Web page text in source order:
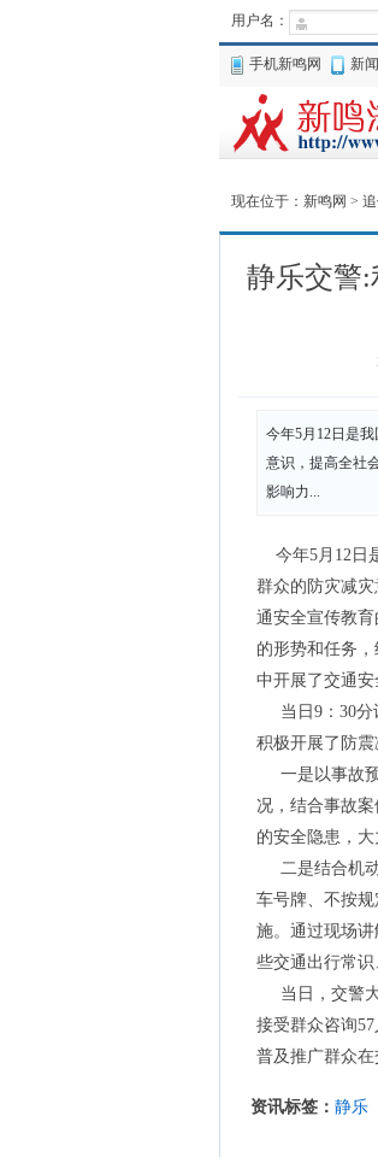
用户名：
手机新鸣网 新
现在位于： 新鸣网 >
静乐交警:
今年5月12日是
意识，提高全社
影响力...
今年5月12日
群众的防灾减
通安全宣传教
的形势和任务
中开展了交通安
当日9：30分
积极开展了防震
一是以事故预
况，结合事故
的安全隐患，
二是结合机动
车号牌、不按
施。通过现场
些交通出行常识
当日，交警大
接受群众咨询
普及推广群众
资讯标签： 静乐